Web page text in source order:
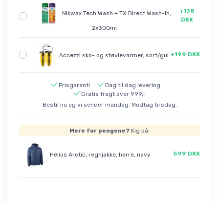
Nikwax Tech Wash + TX Direct Wash-In,
2x300ml
+138
DKK
Accezzi sko- og støvlevarmer, sort/gul +199 DKK
Prisgaranti
Dag til dag levering
Gratis fragt over 999,-
Bestil nu og vi sender mandag. Modtag tirsdag.
Mere for pengene? Kig på:
Helios Arctic, regnjakke, herre, navy 599 DKK